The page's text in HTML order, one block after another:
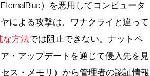
）を悪用してコンピュータ
による攻撃は、ワナクライと違って
な方法では阻止できない。ナットペ
・アップデートを通じて侵入先を見
ス・メモリ）から管理者の認証情報